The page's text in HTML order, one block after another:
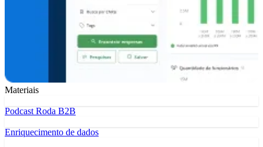
Materiais
Podcast Roda B2B
Enriquecimento de dados